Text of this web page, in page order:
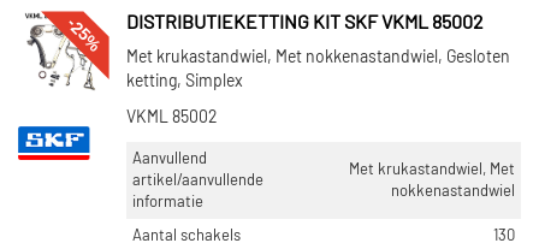
-25% DISTRIBUTIEKETTING KIT SKF VKML 85002
Met krukastandwiel, Met nokkenastandwiel, Gesloten
ketting, Simplex
VKML 85002
Aanvullend
artikel/aanvullende
informatie
Met krukastandwiel, Met
nokkenastandwiel
Aantal schakels
130